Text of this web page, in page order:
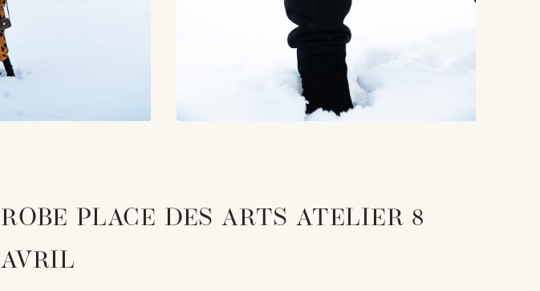
ROBE PLACE DES ARTS ATELIER 8
AVRIL